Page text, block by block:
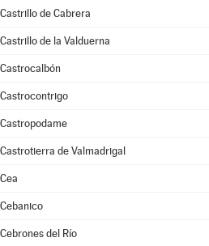
Castrillo de Cabrera
Castrillo de la Valduerna
Castrocalbón
Castrocontrigo
Castropodame
Castrotierra de Valmadrigal
Cea
Cebanico
Cebrones del Río